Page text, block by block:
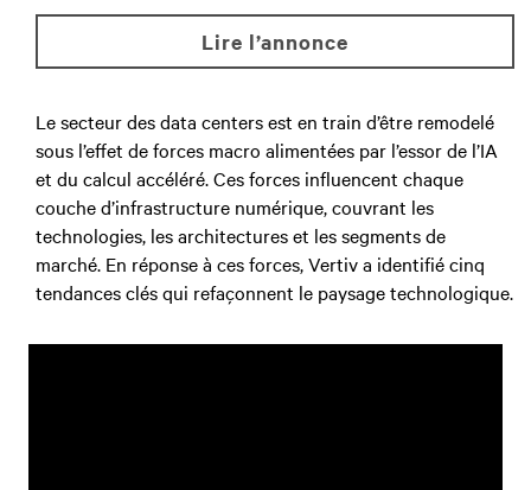
lire l’annonce
Le secteur des data centers est en train d’être remodelé
sous l’effet de forces macro alimentées par l’essor de l’IA
et du calcul accéléré. Ces forces influencent chaque
couche d’infrastructure numérique, couvrant les
technologies, les architectures et les segments de
marché. En réponse à ces forces, Vertiv a identifié cinq
tendances clés qui refaçonnent le paysage technologique.